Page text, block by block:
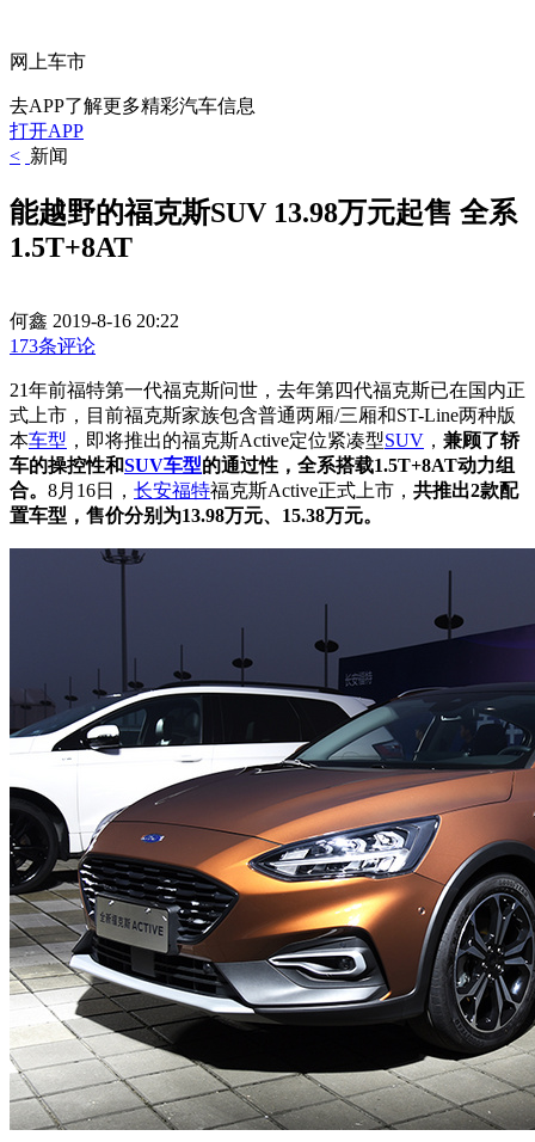
网上车市
去APP了解更多精彩汽车信息
打开APP
< 新闻
能越野的福克斯SUV 13.98万元起售 全系
1.5T+8AT
何鑫 2019-8-16 20:22
173条评论
21年前福特第一代福克斯问世，去年第四代福克斯已在国内正
式上市，目前福克斯家族包含普通两厢/三厢和ST-Line两种版
本车型 ，即将推出的福克斯Active定位紧凑型SUV ， 兼顾了轿
车的操控性和SUV车型的通过性，全系搭载1.5T+8AT动力组
合。 8月16日， 长安福特福克斯Active正式上市， 共推出2款配
置车型，售价分别为13.98万元、15.38万元。